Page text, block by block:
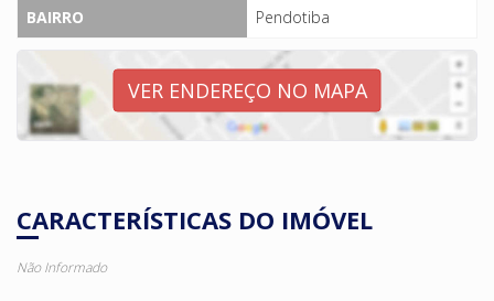
BAIRRO
Pendotiba
VER ENDEREÇO NO MAPA
CARACTERÍSTICAS DO IMÓVEL
Não Informado